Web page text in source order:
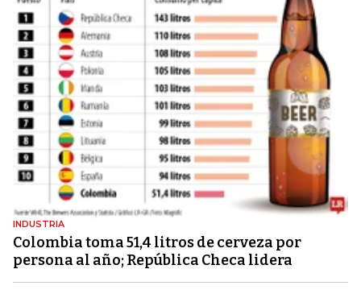
INDUSTRIA
Colombia toma 51,4 litros de cerveza por
persona al año; República Checa lidera